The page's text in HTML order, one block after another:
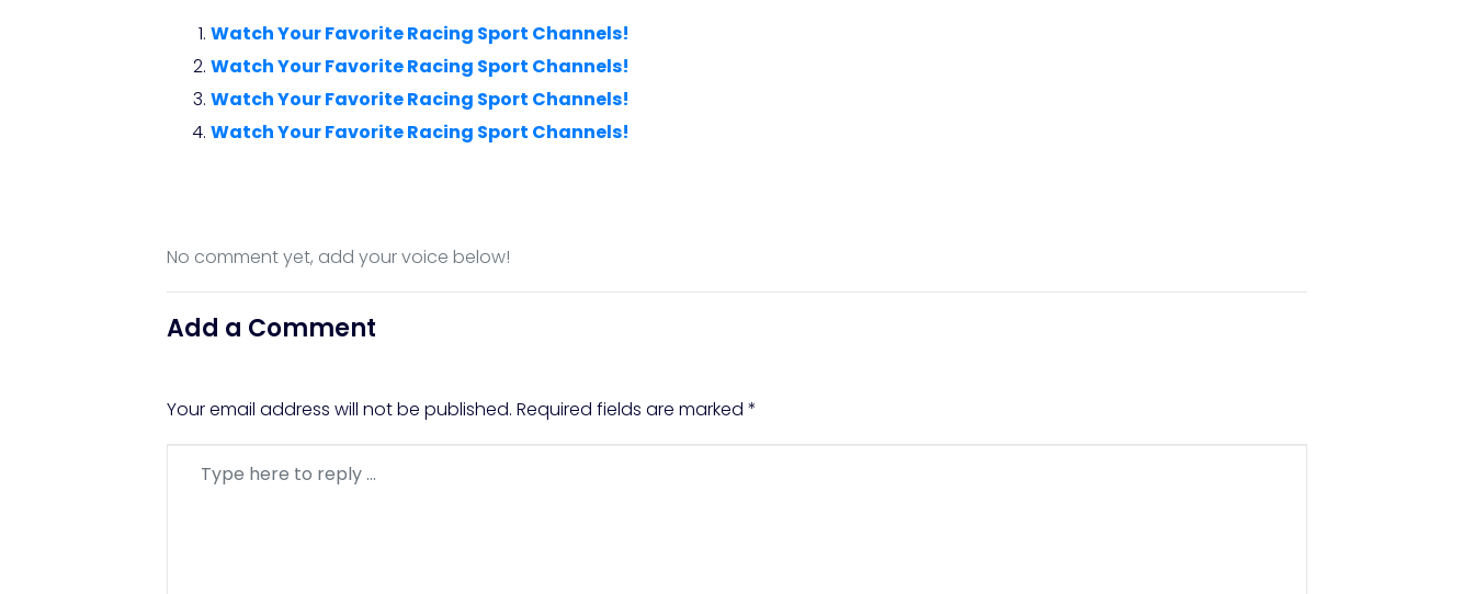
Watch Your Favorite Racing Sport Channels!
Watch Your Favorite Racing Sport Channels!
Watch Your Favorite Racing Sport Channels!
Watch Your Favorite Racing Sport Channels!
No comment yet, add your voice below!
Add a Comment
Your email address will not be published. Required fields are marked *